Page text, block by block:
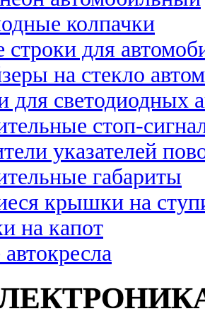
колпачки
строки для
на стекло
для светодиодных
стоп-
указателей
габариты
крышки на
на капот